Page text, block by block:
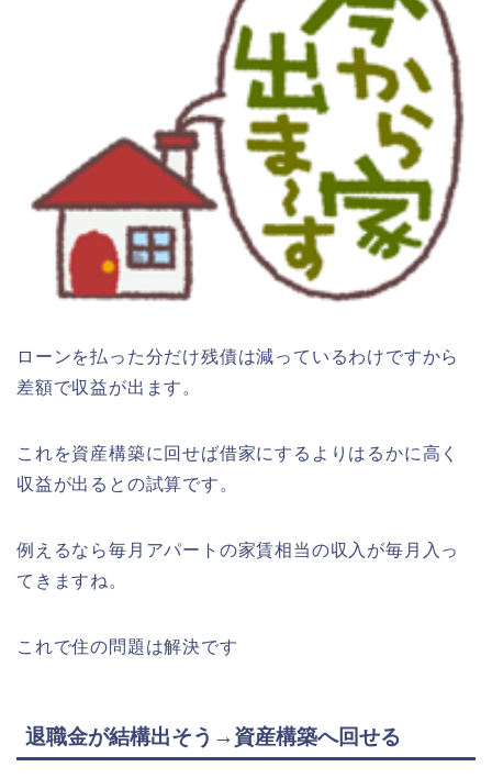
ローンを払った分だけ残債は減っているわけですから
差額で収益が出ます。
これを資産構築に回せば借家にするよりはるかに高く
収益が出るとの試算です。
例えるなら毎月アパートの家賃相当の収入が毎月入っ
てきますね。
これで住の問題は解決です
退職金が結構出そう→資産構築へ回せる